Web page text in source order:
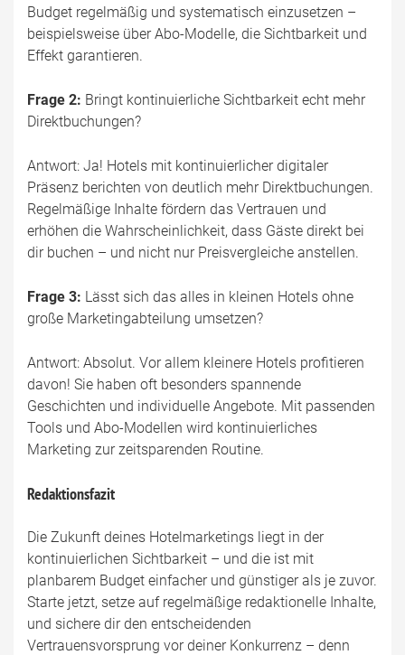
Budget regelmäßig und systematisch einzusetzen –
beispielsweise über Abo-Modelle, die Sichtbarkeit und
Effekt garantieren.
Frage 2: Bringt kontinuierliche Sichtbarkeit echt mehr
Direktbuchungen?
Antwort: Ja! Hotels mit kontinuierlicher digitaler
Präsenz berichten von deutlich mehr Direktbuchungen.
Regelmäßige Inhalte fördern das Vertrauen und
erhöhen die Wahrscheinlichkeit, dass Gäste direkt bei
dir buchen – und nicht nur Preisvergleiche anstellen.
Frage 3: Lässt sich das alles in kleinen Hotels ohne
große Marketingabteilung umsetzen?
Antwort: Absolut. Vor allem kleinere Hotels profitieren
davon! Sie haben oft besonders spannende
Geschichten und individuelle Angebote. Mit passenden
Tools und Abo-Modellen wird kontinuierliches
Marketing zur zeitsparenden Routine.
Redaktionsfazit
Die Zukunft deines Hotelmarketings liegt in der
kontinuierlichen Sichtbarkeit – und die ist mit
planbarem Budget einfacher und günstiger als je zuvor.
Starte jetzt, setze auf regelmäßige redaktionelle Inhalte,
und sichere dir den entscheidenden
Vertrauensvorsprung vor deiner Konkurrenz – denn